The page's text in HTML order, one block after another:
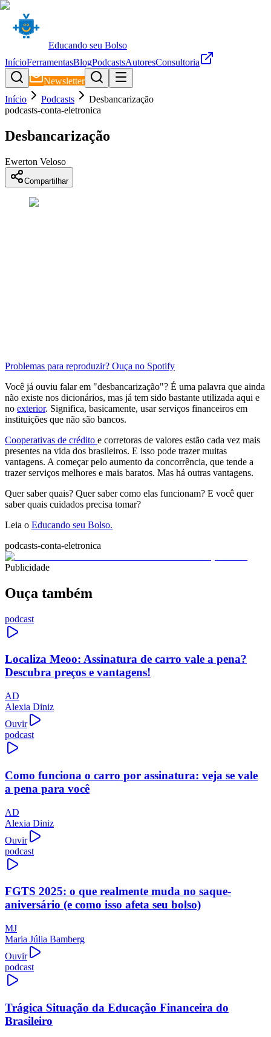
Educando seu Bolso
InícioFerramentasBlogPodcastsAutoresConsultoria
Newsletter
Início
Podcasts
Desbancarização
podcasts-conta-eletronica
Desbancarização
Ewerton Veloso
Compartilhar
Problemas para reproduzir? Ouça no Spotify
Você já ouviu falar em "desbancarização"? É uma palavra que ainda
não existe nos dicionários, mas já tem sido bastante utilizada aqui e
no exterior. Significa, basicamente, usar serviços financeiros em
instituições que não são bancos.
Cooperativas de crédito e corretoras de valores estão cada vez mais
presentes na vida dos brasileiros. E isso pode trazer muitas
vantagens. A começar pelo aumento da concorrência, que tende a
trazer serviços melhores e mais baratos. Mas há outras vantagens.
Quer saber quais? Quer saber como elas funcionam? E você quer
saber quais cuidados precisa tomar?
Leia o Educando seu Bolso.
podcasts-conta-eletronica
Publicidade
Ouça também
podcast
Localiza Meoo: Assinatura de carro vale a pena?
Descubra preços e vantagens!
AD
Alexia Diniz
Ouvir
podcast
Como funciona o carro por assinatura: veja se vale
a pena para você
AD
Alexia Diniz
Ouvir
podcast
FGTS 2025: o que realmente muda no saque-
aniversário (e como isso afeta seu bolso)
MJ
Maria Júlia Bamberg
Ouvir
podcast
Trágica Situação da Educação Financeira do
Brasileiro